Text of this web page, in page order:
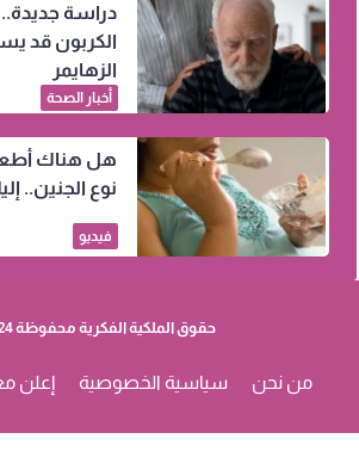
دراسة
الكربون قد
الزهايمر
أخبار الصحة
هل هناك
نوع الجنين..
فيديو
حقوق الملكية الفكرية محفوظة 2024 ©
من نحن سياسية الخصوصية إعلن